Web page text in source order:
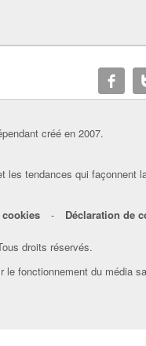
créé en 2007.
les tendances qui façonnent
- Déclaration de
droits réservés.
fonctionnement du média